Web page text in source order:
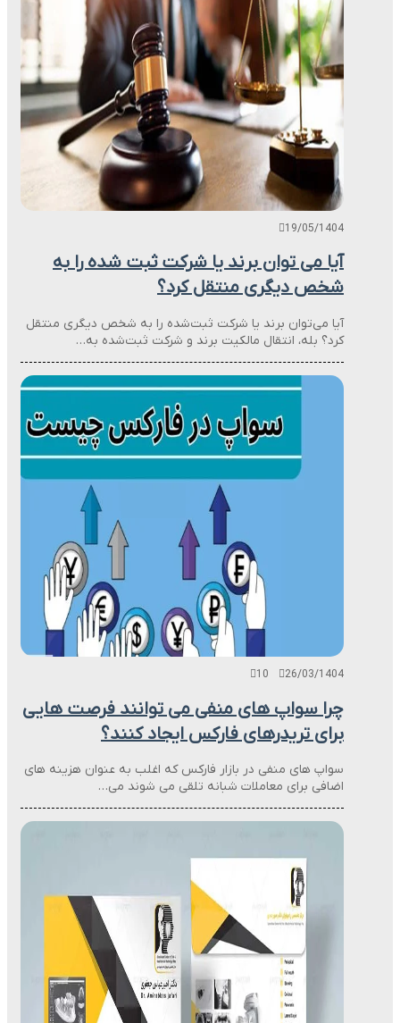
19/05/1404
آیا می توان برند یا شرکت ثبت شده را به
شخص دیگری منتقل کرد؟
آیا می‌توان برند یا شرکت ثبت‌شده را به شخص دیگری منتقل
کرد؟ بله، انتقال مالکیت برند و شرکت ثبت‌شده به…
26/03/1404
10
چرا سواپ های منفی می توانند فرصت هایی
برای تریدرهای فارکس ایجاد کنند؟
سواپ های منفی در بازار فارکس که اغلب به عنوان هزینه های
اضافی برای معاملات شبانه تلقی می شوند می…